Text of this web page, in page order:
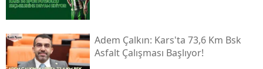
Şanlıurfa
Adem Çalkın: Kars'ta 73,6 Km Bsk
Asfalt Çalışması Başlıyor!